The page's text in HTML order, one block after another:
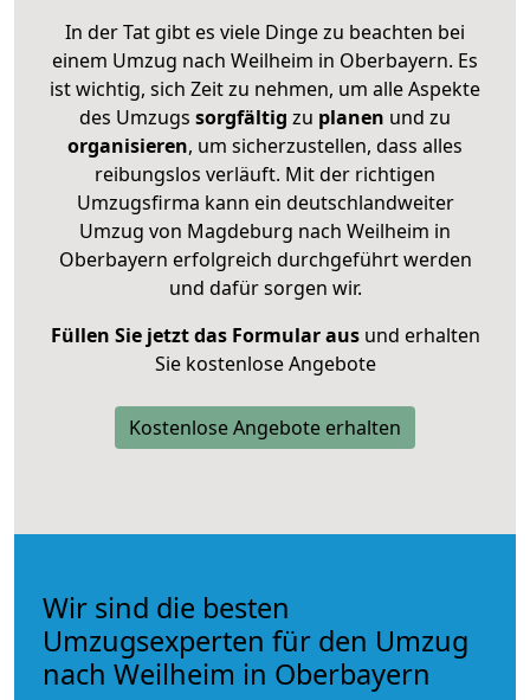
In der Tat gibt es viele Dinge zu beachten bei
einem Umzug nach Weilheim in Oberbayern. Es
ist wichtig, sich Zeit zu nehmen, um alle Aspekte
des Umzugs sorgfältig zu planen und zu
organisieren, um sicherzustellen, dass alles
reibungslos verläuft. Mit der richtigen
Umzugsfirma kann ein deutschlandweiter
Umzug von Magdeburg nach Weilheim in
Oberbayern erfolgreich durchgeführt werden
und dafür sorgen wir.
Füllen Sie jetzt das Formular ausund erhalten
Sie kostenlose Angebote
Kostenlose Angebote erhalten
Wir sind die besten
Umzugsexperten für den Umzug
nach Weilheim in Oberbayern